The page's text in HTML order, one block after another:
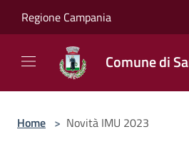
Regione Campania
Comune di
Home > Novità IMU 2023